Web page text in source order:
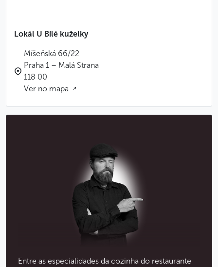
Lokál U Bílé kuželky
Míšeňská 66/22
Praha 1 – Malá Strana
118 00
Ver no mapa
Entre as especialidades da cozinha do restaurante